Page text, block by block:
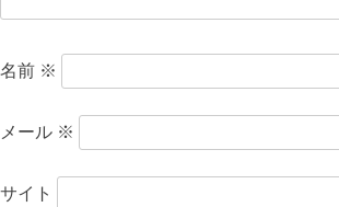
名前 ※
メール ※
サイト